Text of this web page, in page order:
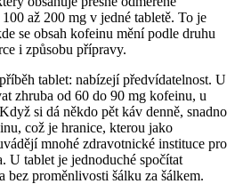
až 200 mg v jedné tabletě. To je
se obsah kofeinu mění podle druhu
i způsobu přípravy.
tablet: nabízejí předvídatelnost. U
zhruba od 60 do 90 mg kofeinu, u
si dá někdo pět káv denně, snadno
což je hranice, kterou jako
mnohé zdravotnické instituce pro
U tablet je jednoduché spočítat
bez proměnlivosti šálku za šálkem.